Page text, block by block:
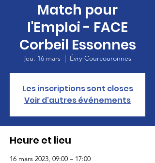
Match pour
l'Emploi - FACE
Corbeil Essonnes
jeu. 16 mars
  |
Évry-Courcouronnes
Les inscriptions sont closes
Voir d'autres événements
Heure et lieu
16 mars 2023, 09:00 – 17:00